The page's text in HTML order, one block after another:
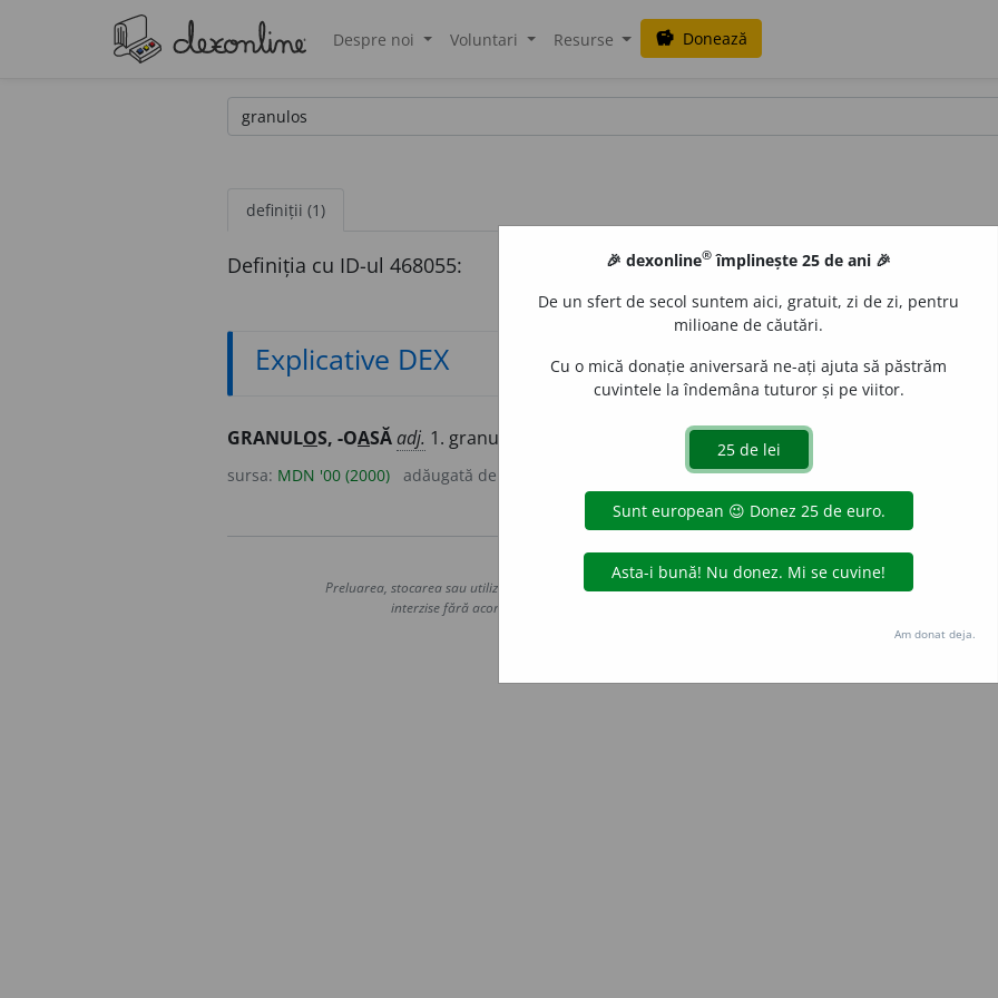
Despre noi Voluntari Resurse savings Donează
definiții (1)
Definiția cu ID-ul 468055:
Explicative DEX
GRANULOS, -OASĂadj. 1. granular. 2. care prezintă granulații (3). (<fr.
sursa: MDN '00 (2000) adăugată de
Copyright © 2004-2026 dexonline (https://dexonline.ro)
Preluarea, stocarea sau utilizarea datelor de pe acest site, inclusiv prin orice metode de extragere automată
interzise fără acordul nostru prealabil scris, cu excepția seturilor de date oferite oficial spre utilizare
Hosterion
🎉 dexonline® împlinește 25 de ani 🎉
De un sfert de secol suntem aici, gratuit, zi de zi, pentru
milioane de căutări.
Cu o mică donație aniversară ne-ați ajuta să păstrăm
cuvintele la îndemâna tuturor și pe viitor.
Am donat deja.